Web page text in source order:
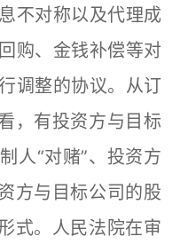
不对称以及代理成
购、金钱补偿等对
调整的协议。从订
，有投资方与目标
人“对赌”、投资方
方与目标公司的股
式。人民法院在审